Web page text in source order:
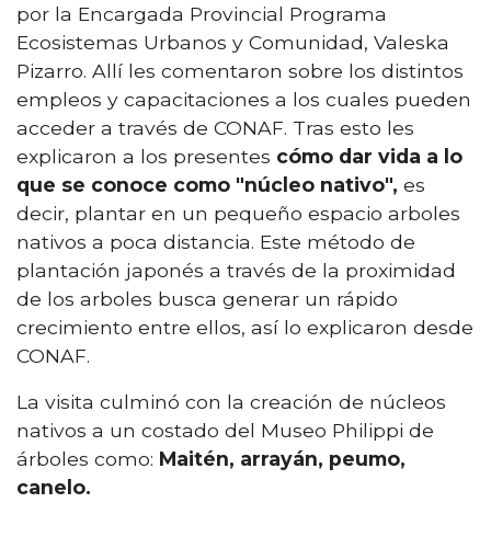
por la Encargada Provincial Programa
Ecosistemas Urbanos y Comunidad, Valeska
Pizarro. Allí les comentaron sobre los distintos
empleos y capacitaciones a los cuales pueden
acceder a través de CONAF. Tras esto les
explicaron a los presentes cómo dar vida a lo
que se conoce como "núcleo nativo", es
decir, plantar en un pequeño espacio arboles
nativos a poca distancia. Este método de
plantación japonés a través de la proximidad
de los arboles busca generar un rápido
crecimiento entre ellos, así lo explicaron desde
CONAF.
La visita culminó con la creación de núcleos
nativos a un costado del Museo Philippi de
árboles como: Maitén, arrayán, peumo,
canelo.